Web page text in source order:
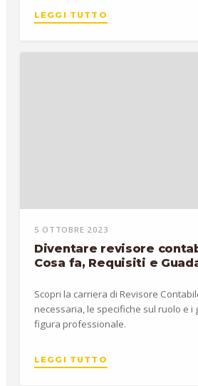
LEGGI TUTTO
5 OTTOBRE 2023
Diventare revisore
Cosa fa, Requisiti e
Scopri la carriera di Revisore
necessaria, le specifiche sul ruolo e i
figura professionale.
LEGGI TUTTO